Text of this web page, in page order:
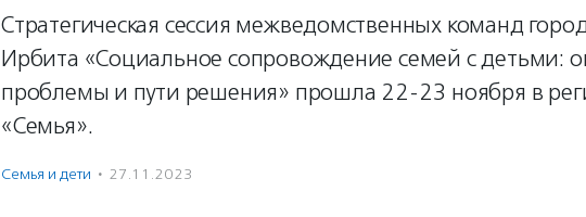
Стратегическая сессия межведомственных команд
Ирбита «Социальное сопровождение семей с детьми:
проблемы и пути решения» прошла 22-23 ноября в
«Семья».
Семья и дети · 27.11.2023